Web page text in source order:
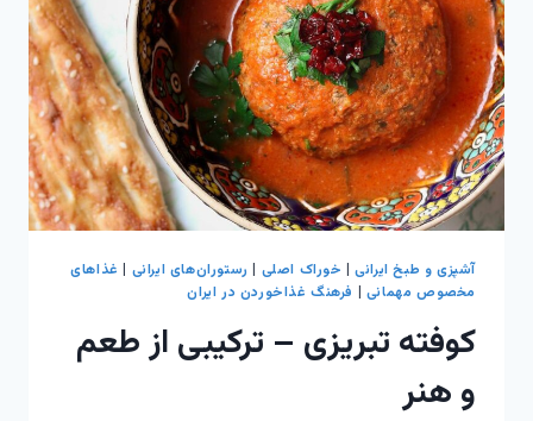
آشپزی و طبخ ایرانی| خوراک اصلی | رستوران‌های ایرانی | غذاهای
مخصوص مهمانی | فرهنگ غذاخوردن در ایران
کوفته تبریزی – ترکیبی از طعم
و هنر